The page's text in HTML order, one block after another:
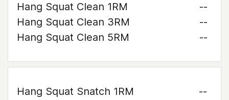
Hang Squat Clean 1RM
--
Hang Squat Clean 3RM
--
Hang Squat Clean 5RM
--
Hang Squat Snatch 1RM
--